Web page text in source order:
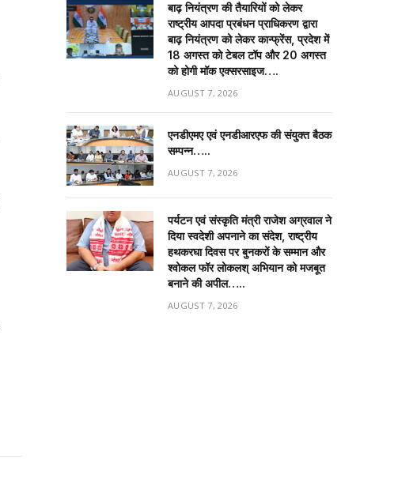
बाढ़ नियंत्रण की तैयारियों को लेकर
राष्ट्रीय आपदा प्रबंधन प्राधिकरण द्वारा
बाढ़ नियंत्रण को लेकर कान्फ्रेंस, प्रदेश में
18 अगस्त को टेबल टॉप और 20 अगस्त
को होगी मॉक एक्सरसाइज….
AUGUST 7, 2026
एनडीएमए एवं एनडीआरएफ की संयुक्त बैठक
सम्पन्न…..
AUGUST 7, 2026
पर्यटन एवं संस्कृति मंत्री राजेश अग्रवाल ने
दिया स्वदेशी अपनाने का संदेश, राष्ट्रीय
हथकरघा दिवस पर बुनकरों के सम्मान और
श्वोकल फॉर लोकलश् अभियान को मजबूत
बनाने की अपील…..
AUGUST 7, 2026